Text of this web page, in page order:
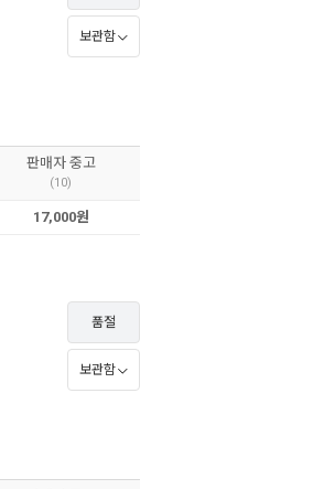
보관함
판매자 중고
(10)
17,000원
품절
보관함